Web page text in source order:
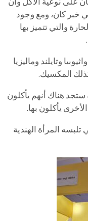
خبر كان، ومع وجود
والتي تتميز بها
وتايلند وماليزيا
المكسيك.
هناك أنهم يأكلون
يأكلون بها.
المرأة الهندية